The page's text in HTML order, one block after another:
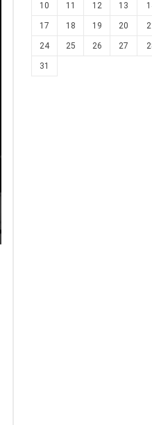
10 11 12 13
17 18 19 20
24 25 26 27
31